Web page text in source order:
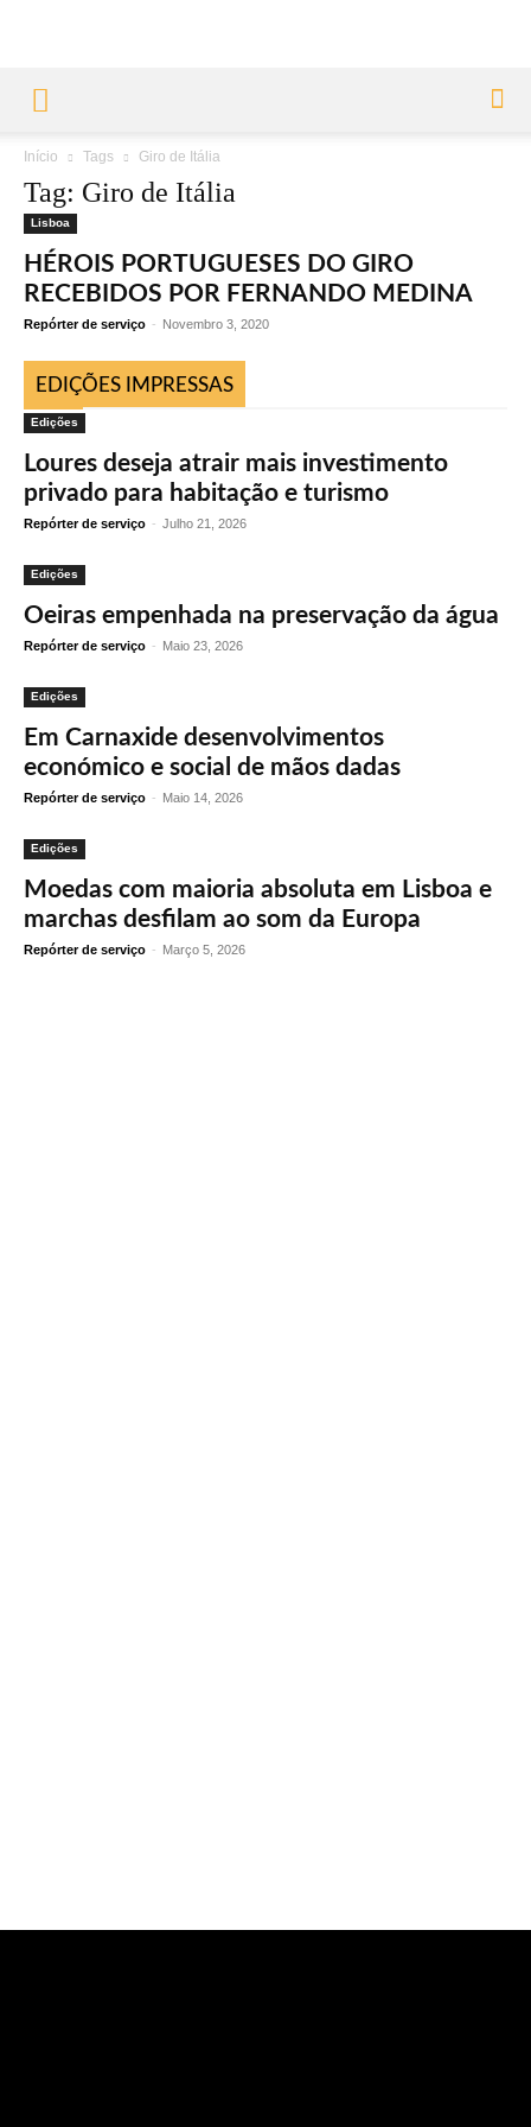
Início Tags Giro de Itália
Tag: Giro de Itália
Lisboa
HÉROIS PORTUGUESES DO GIRO
RECEBIDOS POR FERNANDO MEDINA
Repórter de serviço - Novembro 3, 2020
EDIÇÕES IMPRESSAS
Edições
Loures deseja atrair mais investimento
privado para habitação e turismo
Repórter de serviço - Julho 21, 2026
Edições
Oeiras empenhada na preservação da água
Repórter de serviço - Maio 23, 2026
Edições
Em Carnaxide desenvolvimentos
económico e social de mãos dadas
Repórter de serviço - Maio 14, 2026
Edições
Moedas com maioria absoluta em Lisboa e
marchas desfilam ao som da Europa
Repórter de serviço - Março 5, 2026